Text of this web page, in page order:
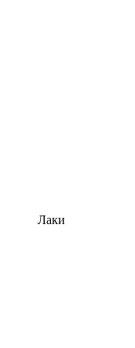
Лаки